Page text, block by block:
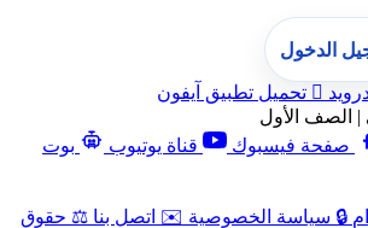
 تحميل تطبيق آيفون
| الصف الأول
صفحة فيسبوك قناة يوتيوب
بوت
🔒 سياسة الخصوصية ✉️ اتصل بنا ⚖️ حقوق
الدخول